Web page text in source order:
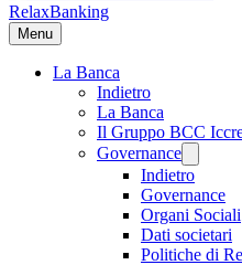
RelaxBanking
Menu
La Banca
Indietro
La Banca
Il Gruppo BCC
Governance
Indietro
Governance
Organi Sociali
Dati societari
Politiche di